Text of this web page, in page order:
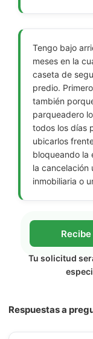
Tengo bajo
meses en la
caseta de
predio.
también
parqueadero
todos los días
ubicarlos
bloqueando la
la cancelación
inmobiliaria o
Tu solicitud
Respuestas a